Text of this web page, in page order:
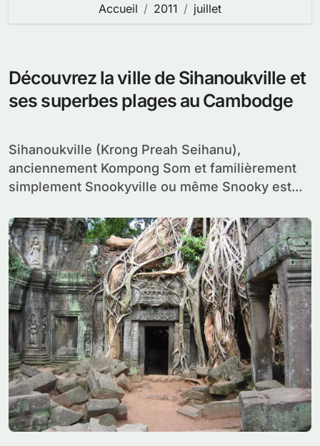
Accueil 2011 juillet
Découvrez la ville de Sihanoukville et
ses superbes plages au Cambodge
Sihanoukville (Krong Preah Seihanu),
anciennement Kompong Som et familièrement
simplement Snookyville ou même Snooky est...